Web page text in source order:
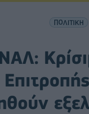
ΠΟΛΙΤΙΚΗ